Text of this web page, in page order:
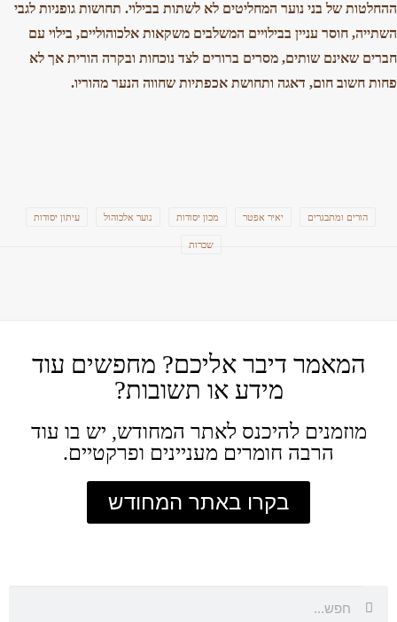
ההחלטות של בני נוער המחליטים לא לשתות בבילוי. תחושות גופניות לגבי
השתייה, חוסר עניין בבילויים המשלבים משקאות אלכוהוליים, בילוי עם
חברים שאינם שותים, מסרים ברורים לצד נוכחות ובקרה הורית אך לא
פחות חשוב חום, דאגה ותחושת אכפתיות שחווה הנער מהוריו.
הורים ומתבגרים יאיר אפטר מכון יסודות נוער אלכוהול עיתון יסודות
שכרות
המאמר דיבר אליכם? מחפשים עוד
מידע או תשובות?
מוזמנים להיכנס לאתר המחודש, יש בו עוד
הרבה חומרים מעניינים ופרקטיים.
בקרו באתר המחודש